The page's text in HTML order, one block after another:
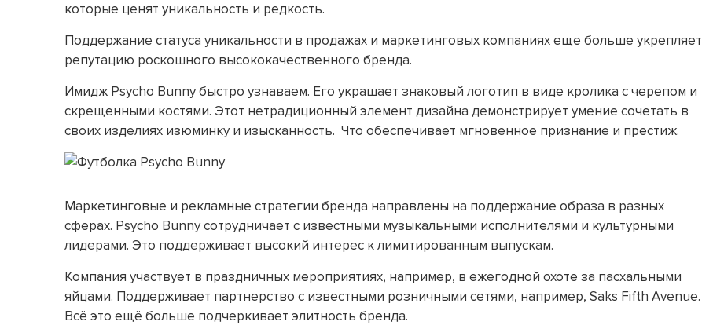
которые ценят уникальность и редкость.
Поддержание статуса уникальности в продажах и маркетинговых компаниях еще больше укрепляет
репутацию роскошного высококачественного бренда.
Имидж Psycho Bunny быстро узнаваем. Его украшает знаковый логотип в виде кролика с черепом и
скрещенными костями. Этот нетрадиционный элемент дизайна демонстрирует умение сочетать в
своих изделиях изюминку и изысканность. Что обеспечивает мгновенное признание и престиж.
Маркетинговые и рекламные стратегии бренда направлены на поддержание образа в разных
сферах. Psycho Bunny сотрудничает с известными музыкальными исполнителями и культурными
лидерами. Это поддерживает высокий интерес к лимитированным выпускам.
Компания участвует в праздничных мероприятиях, например, в ежегодной охоте за пасхальными
яйцами. Поддерживает партнерство с известными розничными сетями, например, Saks Fifth Avenue.
Всё это ещё больше подчеркивает элитность бренда.